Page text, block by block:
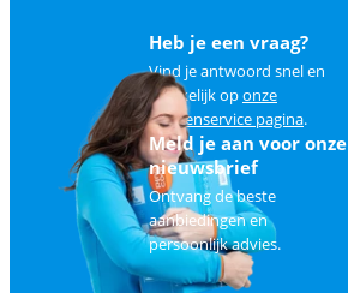
Heb je een vraag?
Vind je antwoord snel en
makkelijk oponze
klantenservice pagina.
Meld je aan voor onze
nieuwsbrief
Ontvang de beste
aanbiedingen en
persoonlijk advies.